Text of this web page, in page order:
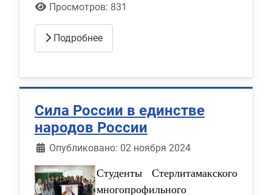
Просмотров: 831
Подробнее
Сила России в единстве
народов России
Информация о материале
Опубликовано: 02 ноября 2024
Студенты Стерлитамакского
многопрофильного